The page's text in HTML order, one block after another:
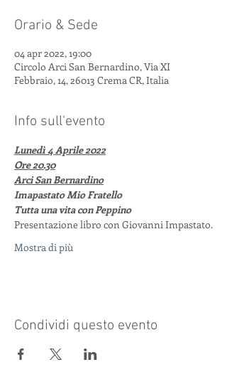
Orario & Sede
04 apr 2022, 19:00
Circolo Arci San Bernardino, Via XI
Febbraio, 14, 26013 Crema CR, Italia
Info sull'evento
Lunedì 4 Aprile 2022
Ore 20.30
Arci San Bernardino
Imapastato Mio Fratello
Tutta una vita con Peppino
Presentazione libro con Giovanni Impastato.
Mostra di più
Condividi questo evento